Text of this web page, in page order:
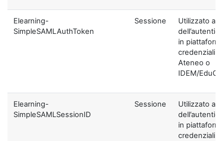
Elearning-
SimpleSAMLAuthToken
Sessione
Utilizzato ai
in
credenziali di
Ateneo o
IDEM/
Elearning-
SimpleSAMLSessionID
Sessione
Utilizzato ai
in
credenziali di